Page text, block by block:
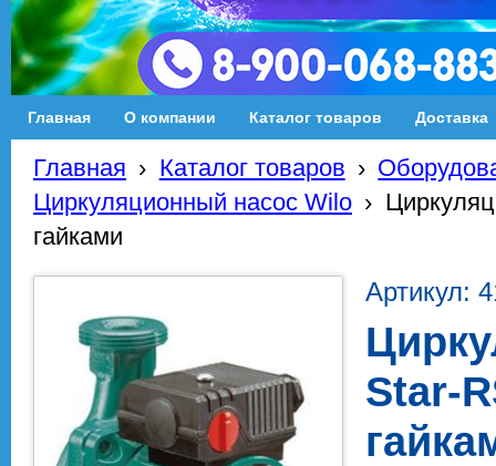
Главная О компании Каталог товаров Доставка
Главная › Каталог товаров ›
Циркуляционный насос Wilo ›
гайками
Артикул:
Star-